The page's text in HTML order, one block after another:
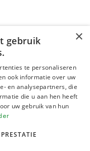
×
gebruik
te personaliseren
ook informatie over uw
en analysepartners, die
die u aan hen heeft
uw gebruik van hun
PRESTATIE